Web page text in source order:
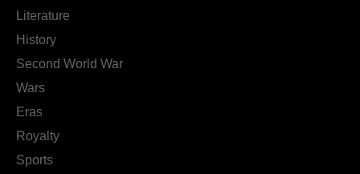
Literature
History
Second World War
Wars
Eras
Royalty
Sports